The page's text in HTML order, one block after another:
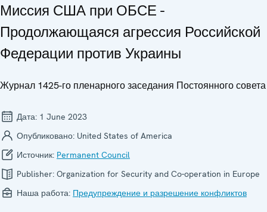
Миссия США при ОБСЕ -
Продолжающаяся агрессия Российской
Федерации против Украины
Журнал 1425-го пленарного заседания Постоянного совета
Дата: 1 June 2023
Опубликовано: United States of America
Источник: Permanent Council
Publisher: Organization for Security and Co-operation in Europe
Наша работа: Предупреждение и разрешение конфликтов